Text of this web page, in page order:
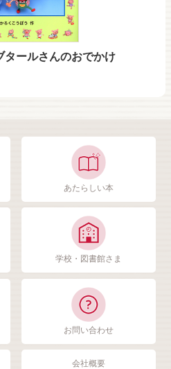
ールさんのおでかけ
あたらしい本
学校・図書館さま
お問い合わせ
会社概要